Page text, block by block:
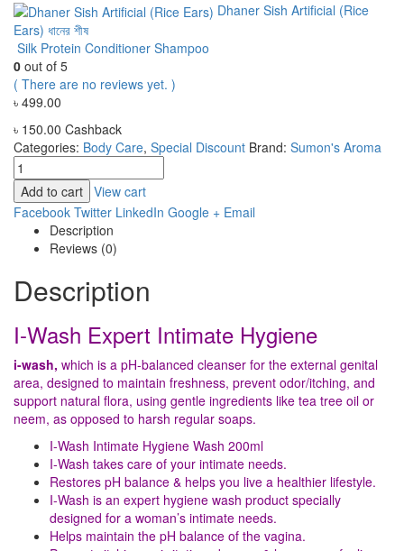
Dhaner Sish Artificial (Rice
Ears) ধানের শীষ
Silk Protein Conditioner Shampoo
0 out of 5
( There are no reviews yet. )
৳ 499.00
৳ 150.00 Cashback
Categories: Body Care, Special Discount Brand: Sumon's Aroma
Add to cart View cart
Facebook Twitter LinkedIn Google + Email
Description
Reviews (0)
Description
I-Wash Expert Intimate Hygiene
i-wash, which is a pH-balanced cleanser for the external genital
area, designed to maintain freshness, prevent odor/itching, and
support natural flora, using gentle ingredients like tea tree oil or
neem, as opposed to harsh regular soaps.
I-Wash Intimate Hygiene Wash 200ml
I-Wash takes care of your intimate needs.
Restores pH balance & helps you live a healthier lifestyle.
I-Wash is an expert hygiene wash product specially
designed for a woman’s intimate needs.
Helps maintain the pH balance of the vagina.